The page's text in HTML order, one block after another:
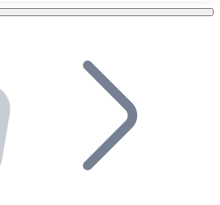
en tu negocio y permite que
en tu ecosistema.